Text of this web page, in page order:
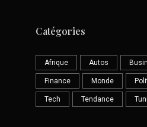
Catégories
Afrique Autos
Finance Monde
Tech Tendance